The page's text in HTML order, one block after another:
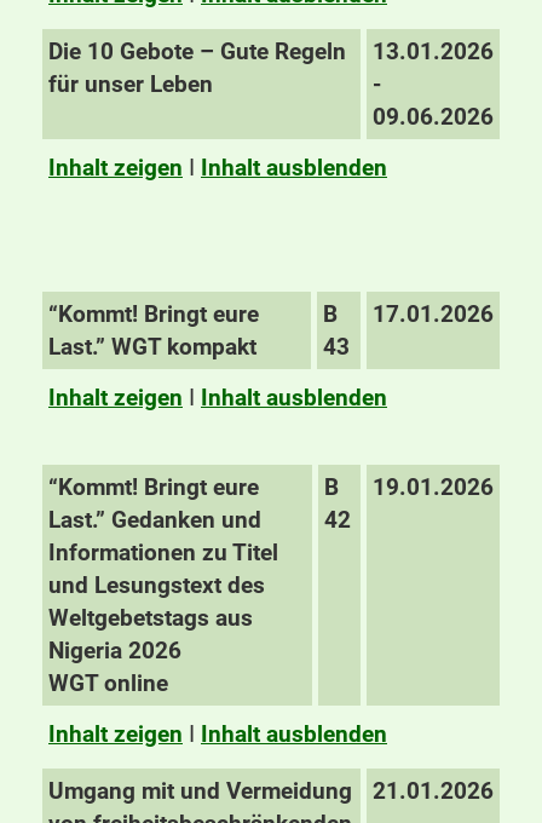
Die 10 Gebote – Gute Regeln
für unser Leben
13.01.2026
-
09.06.2026
Inhalt zeigen I Inhalt ausblenden
“Kommt! Bringt eure
Last.” WGT kompakt
B
43
17.01.2026
Inhalt zeigen I Inhalt ausblenden
“Kommt! Bringt eure
Last.” Gedanken und
Informationen zu Titel
und Lesungstext des
Weltgebetstags aus
Nigeria 2026
WGT online
B
42
19.01.2026
Inhalt zeigen I Inhalt ausblenden
Umgang mit und Vermeidung
21.01.2026